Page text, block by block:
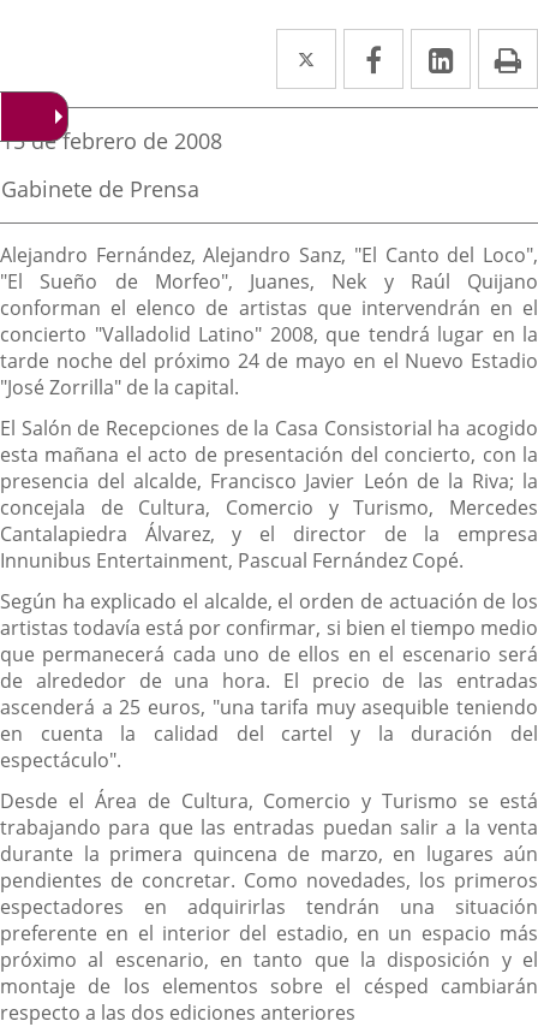
Twitter
Enlace
a
externa.
Facebook
Enlace
a
externa.
Enlace
a
Fecha
la
noticia
15 de febrero de 2008
Fuente
la
noticia
Gabinete de Prensa
Descripción
Alejandro Fernández, Alejandro Sanz, "El Canto del Loco",
"El Sueño de Morfeo", Juanes, Nek y Raúl Quijano
conforman el elenco de artistas que intervendrán en el
concierto "Valladolid Latino" 2008, que tendrá lugar en la
tarde noche del próximo 24 de mayo en el Nuevo Estadio
"José Zorrilla" de la capital.
El Salón de Recepciones de la Casa Consistorial ha acogido
esta mañana el acto de presentación del concierto, con la
presencia del alcalde, Francisco Javier León de la Riva; la
concejala de Cultura, Comercio y Turismo, Mercedes
Cantalapiedra Álvarez, y el director de la empresa
Innunibus Entertainment, Pascual Fernández Copé.
Según ha explicado el alcalde, el orden de actuación de los
artistas todavía está por confirmar, si bien el tiempo medio
que permanecerá cada uno de ellos en el escenario será
de alrededor de una hora. El precio de las entradas
ascenderá a 25 euros, "una tarifa muy asequible teniendo
en cuenta la calidad del cartel y la duración del
espectáculo".
Desde el Área de Cultura, Comercio y Turismo se está
trabajando para que las entradas puedan salir a la venta
durante la primera quincena de marzo, en lugares aún
pendientes de concretar. Como novedades, los primeros
espectadores en adquirirlas tendrán una situación
preferente en el interior del estadio, en un espacio más
próximo al escenario, en tanto que la disposición y el
montaje de los elementos sobre el césped cambiarán
respecto a las dos ediciones anteriores